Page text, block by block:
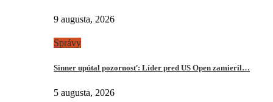
9 augusta, 2026
Správy
Sinner upútal pozornosť: Líder pred US Open zamieril…
5 augusta, 2026